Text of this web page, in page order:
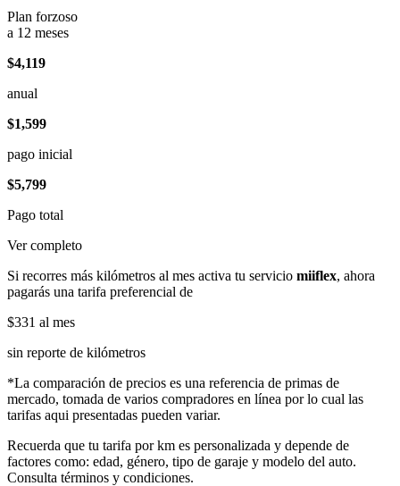
Plan forzoso
a 12 meses
$4,119
anual
$1,599
pago inicial
$5,799
Pago total
Ver completo
Si recorres más kilómetros al mes activa tu servicio miiflex, ahora
pagarás una tarifa preferencial de
$331 al mes
sin reporte de kilómetros
*La comparación de precios es una referencia de primas de
mercado, tomada de varios compradores en línea por lo cual las
tarifas aqui presentadas pueden variar.
Recuerda que tu tarifa por km es personalizada y depende de
factores como: edad, género, tipo de garaje y modelo del auto.
Consulta términos y condiciones.